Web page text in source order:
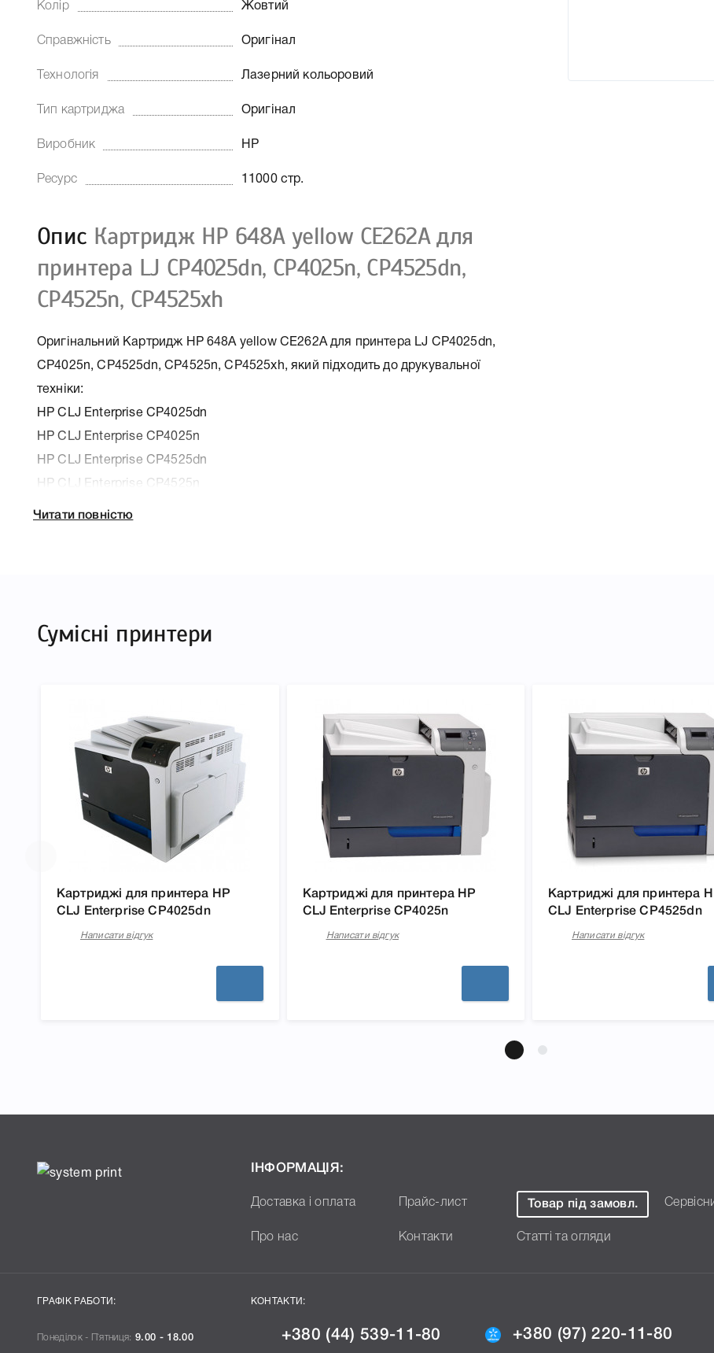
Колір Жовтий
Справжність Оригінал
Технологія Лазерний кольоровий
Тип картриджа Оригінал
Виробник HP
Ресурс 11000 стр.
Опис Картридж HP 648A yellow CE262A для
принтера LJ CP4025dn, CP4025n, CP4525dn,
CP4525n, CP4525xh
Оригінальний Картридж HP 648A yellow CE262A для принтера LJ CP4025dn,
CP4025n, CP4525dn, CP4525n, CP4525xh, який підходить до друкувальної
техніки:
HP CLJ Enterprise CP4025dn
HP CLJ Enterprise CP4025n
HP CLJ Enterprise CP4525dn
HP CLJ Enterprise CP4525n
HP CLJ Enterprise CP4525xh
Справжність Оригінал
Артикул CE262A
Производитель HP
До Картридж HP 648A yellow CE262A для принтера LJ CP4025dn, CP4025n,
CP4525dn, CP4525n, CP4525xh ми підготували докладні характеристики, список
друкувальної техніки, до якого підходить Картридж HP 648A yellow CE262A для
принтера LJ CP4025dn, CP4025n, CP4525dn, CP4525n, CP4525xh, що дозволить
Вам легко підтвердити правильність вибору.
Читати повністю
Сумісні принтери
Картриджі для принтера HP
CLJ Enterprise CP4025dn
Написати відгук
Картриджі для принтера HP
CLJ Enterprise CP4025n
Написати відгук
Картриджі для принтера
CLJ Enterprise CP4525dn
Написати відгук
ІНФОРМАЦІЯ:
Доставка і оплата Прайс-лист Товар під замовл.
Про нас Контакти Статті та огляди
ГРАФІК РАБОТИ:
Понеділок - П`ятниця: 9.00 - 18.00
КОНТАКТИ:
+380 (44) 539-11-80 +380 (97) 220-11-80